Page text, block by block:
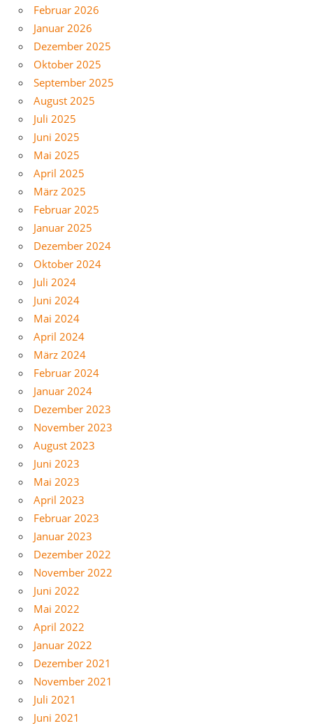
Februar 2026
Januar 2026
Dezember 2025
Oktober 2025
September 2025
August 2025
Juli 2025
Juni 2025
Mai 2025
April 2025
März 2025
Februar 2025
Januar 2025
Dezember 2024
Oktober 2024
Juli 2024
Juni 2024
Mai 2024
April 2024
März 2024
Februar 2024
Januar 2024
Dezember 2023
November 2023
August 2023
Juni 2023
Mai 2023
April 2023
Februar 2023
Januar 2023
Dezember 2022
November 2022
Juni 2022
Mai 2022
April 2022
Januar 2022
Dezember 2021
November 2021
Juli 2021
Juni 2021